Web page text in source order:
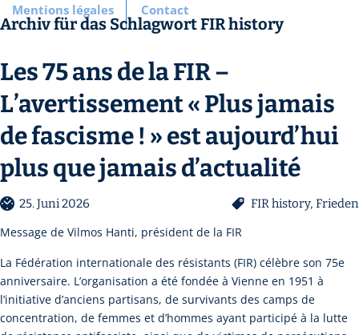
Mentions légales Contact
Archiv für das Schlagwort FIR history
Les 75 ans de la FIR –
L’avertissement « Plus jamais
de fascisme ! » est aujourd’hui
plus que jamais d’actualité
25. Juni 2026 FIR history, Frieden
Message de Vilmos Hanti, président de la FIR
La Fédération internationale des résistants (FIR) célèbre son 75e
anniversaire. L’organisation a été fondée à Vienne en 1951 à
l’initiative d’anciens partisans, de survivants des camps de
concentration, de femmes et d’hommes ayant participé à la lutte